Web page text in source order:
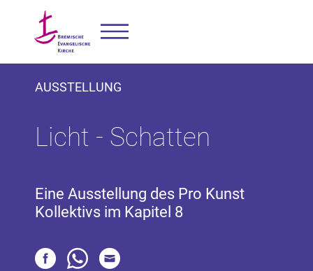
AUSSTELLUNG
Licht - Schatten
Eine Ausstellung des Pro Kunst
Kollektivs im Kapitel 8